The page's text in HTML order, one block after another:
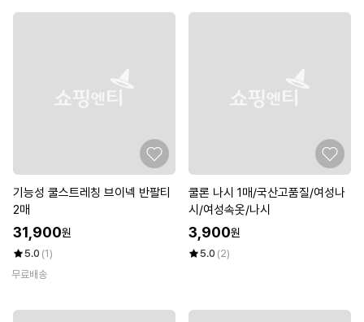
기능성 쿨스트레칭 브이넥 반팔티
2매
31,900원
5.0 (1)
무료배송
쿨론 나시 1매/국산고품질/여성나
시/여성속옷/나시
3,900원
5.0 (2)